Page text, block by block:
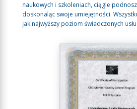
naukowych i szkoleniach, ciągle
doskonaląc swoje umiejętności.
jak najwyższy poziom świadczonych